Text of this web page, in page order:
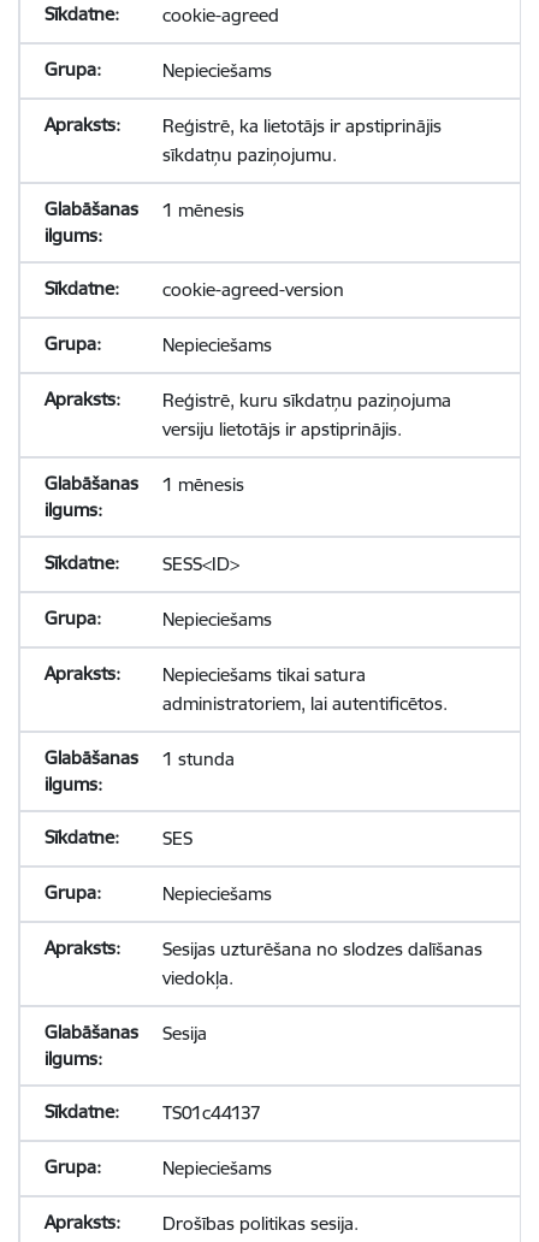
cookie-agreed
Nepieciešams
Reģistrē, ka lietotājs ir apstiprinājis
sīkdatņu paziņojumu.
1 mēnesis
cookie-agreed-version
Nepieciešams
Reģistrē, kuru sīkdatņu paziņojuma
versiju lietotājs ir apstiprinājis.
1 mēnesis
SESS<ID>
Nepieciešams
Nepieciešams tikai satura
administratoriem, lai autentificētos.
1 stunda
SES
Nepieciešams
Sesijas uzturēšana no slodzes dalīšanas
viedokļa.
Sesija
TS01c44137
Nepieciešams
Drošības politikas sesija.